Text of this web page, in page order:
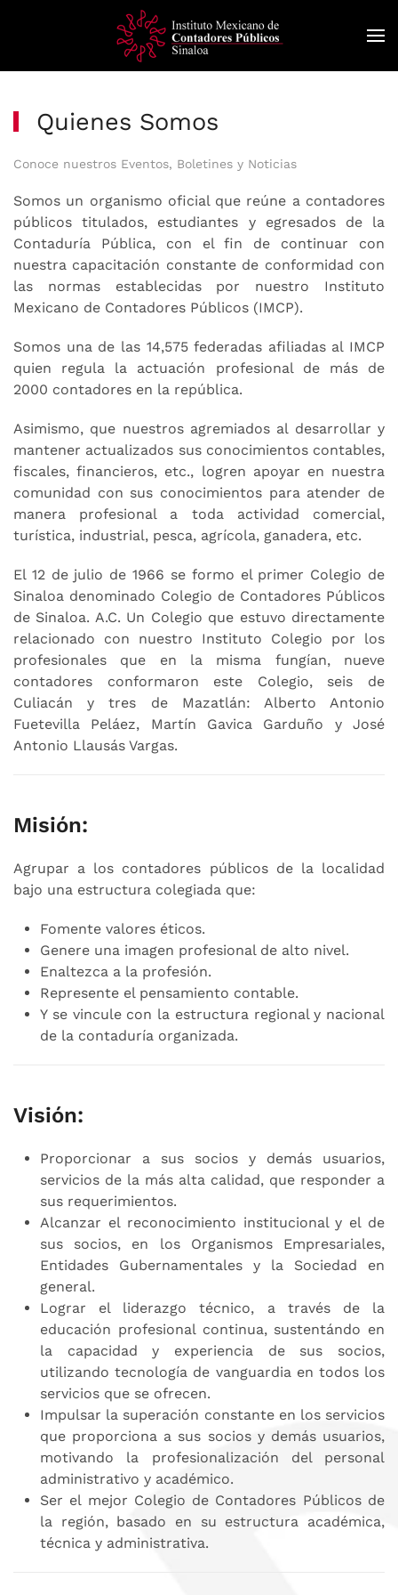
to
content
Quienes Somos
Conoce nuestros Eventos, Boletines y Noticias
Somos un organismo oficial que reúne a contadores
públicos titulados, estudiantes y egresados de la
Contaduría Pública, con el fin de continuar con
nuestra capacitación constante de conformidad con
las normas establecidas por nuestro Instituto
Mexicano de Contadores Públicos (IMCP).
Somos una de las 14,575 federadas afiliadas al IMCP
quien regula la actuación profesional de más de
2000 contadores en la república.
Asimismo, que nuestros agremiados al desarrollar y
mantener actualizados sus conocimientos contables,
fiscales, financieros, etc., logren apoyar en nuestra
comunidad con sus conocimientos para atender de
manera profesional a toda actividad comercial,
turística, industrial, pesca, agrícola, ganadera, etc.
El 12 de julio de 1966 se formo el primer Colegio de
Sinaloa denominado Colegio de Contadores Públicos
de Sinaloa. A.C. Un Colegio que estuvo directamente
relacionado con nuestro Instituto Colegio por los
profesionales que en la misma fungían, nueve
contadores conformaron este Colegio, seis de
Culiacán y tres de Mazatlán: Alberto Antonio
Fuetevilla Peláez, Martín Gavica Garduño y José
Antonio Llausás Vargas.
Misión:
Agrupar a los contadores públicos de la localidad
bajo una estructura colegiada que:
Fomente valores éticos.
Genere una imagen profesional de alto nivel.
Enaltezca a la profesión.
Represente el pensamiento contable.
Y se vincule con la estructura regional y nacional
de la contaduría organizada.
Visión:
Proporcionar a sus socios y demás usuarios,
servicios de la más alta calidad, que responder a
sus requerimientos.
Alcanzar el reconocimiento institucional y el de
sus socios, en los Organismos Empresariales,
Entidades Gubernamentales y la Sociedad en
general.
Lograr el liderazgo técnico, a través de la
educación profesional continua, sustentándo en
la capacidad y experiencia de sus socios,
utilizando tecnología de vanguardia en todos los
servicios que se ofrecen.
Impulsar la superación constante en los servicios
que proporciona a sus socios y demás usuarios,
motivando la profesionalización del personal
administrativo y académico.
Ser el mejor Colegio de Contadores Públicos de
la región, basado en su estructura académica,
técnica y administrativa.